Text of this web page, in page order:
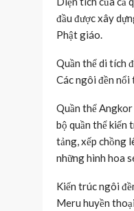
đầu được xây
Phật giáo.
Quần thể di tích
Các ngôi đền
Quần thể
bộ quần thể kiến
tảng, xếp chồng
những hình hoa
Kiến trúc ngôi
Meru huyền